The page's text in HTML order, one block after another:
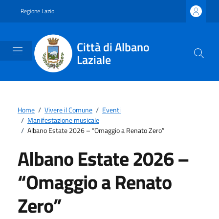
Regione Lazio
Città di Albano
Laziale
Home / Vivere il Comune / Eventi
/ Manifestazione musicale
/ Albano Estate 2026 – “Omaggio a Renato Zero”
Albano Estate 2026 –
“Omaggio a Renato
Zero”